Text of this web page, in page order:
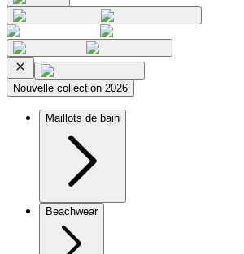
Nouvelle collection 2026
Maillots de bain
Beachwear